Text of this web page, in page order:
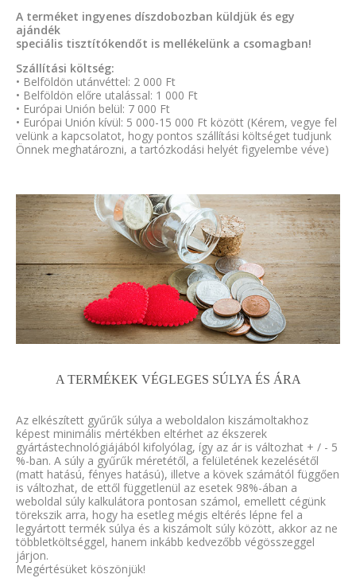
A terméket ingyenes díszdobozban küldjük és egy
ajándék
speciális tisztítókendőt is mellékelünk a csomagban!
Szállítási költség:
• Belföldön utánvéttel: 2 000 Ft
• Belföldön előre utalással: 1 000 Ft
• Európai Unión belül: 7 000 Ft
• Európai Unión kívül: 5 000-15 000 Ft között (Kérem, vegye fel
velünk a kapcsolatot, hogy pontos szállítási költséget tudjunk
Önnek meghatározni, a tartózkodási helyét figyelembe véve)
A TERMÉKEK VÉGLEGES SÚLYA ÉS ÁRA
Az elkészített gyűrűk súlya a weboldalon kiszámoltakhoz
képest minimális mértékben eltérhet az ékszerek
gyártástechnológiájából kifolyólag, így az ár is változhat + / - 5
%-ban. A súly a gyűrűk méretétől, a felületének kezelésétől
(matt hatású, fényes hatású), illetve a kövek számától függően
is változhat, de ettől függetlenül az esetek 98%-ában a
weboldal súly kalkulátora pontosan számol, emellett cégünk
törekszik arra, hogy ha esetleg mégis eltérés lépne fel a
legyártott termék súlya és a kiszámolt súly között, akkor az ne
többletköltséggel, hanem inkább kedvezőbb végösszeggel
járjon.
Megértésüket köszönjük!